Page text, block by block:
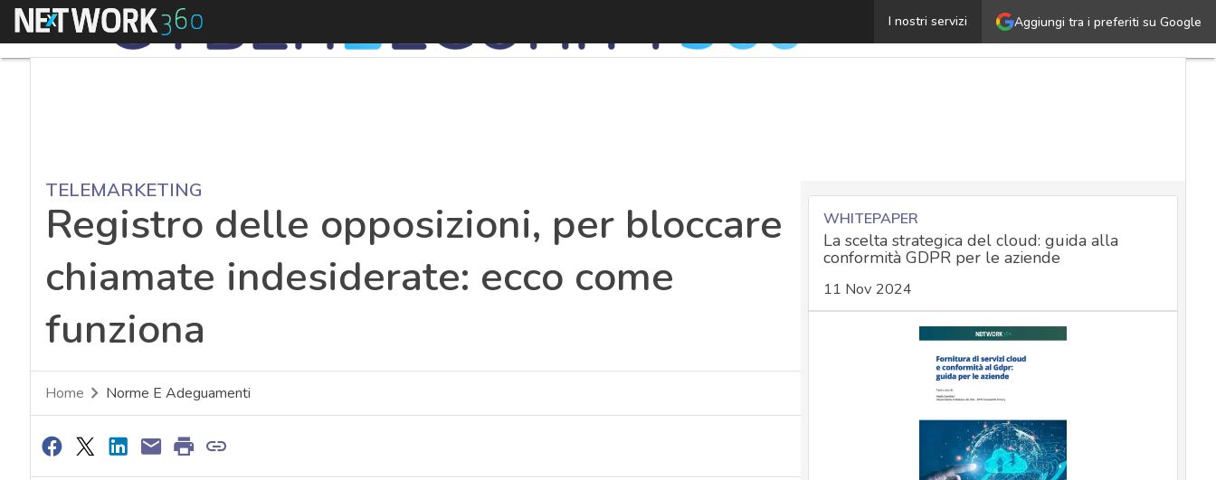
Aggiungi tra i preferiti su Google
I nostri servizi
Menu Registro delle opposizioni, per bloccare chiamate
TELEMARKETING
Registro delle opposizioni, per bloccare
chiamate indesiderate: ecco come
funziona
Home Norme E Adeguamenti
WHITEPAPER
La scelta strategica del cloud: guida alla
conformità GDPR per le aziende
11 Nov 2024